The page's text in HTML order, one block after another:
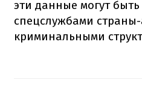
эти данные могут
спецслужбами
криминальными